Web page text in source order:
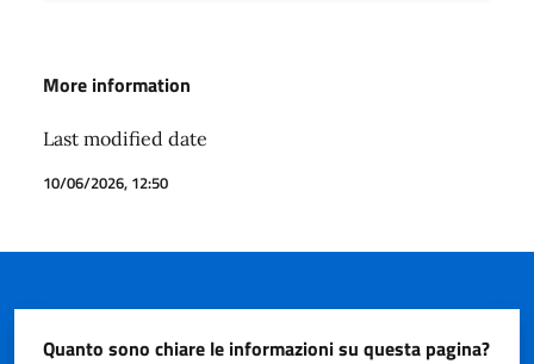
More information
Last modified date
10/06/2026, 12:50
Quanto sono chiare le informazioni su questa pagina?